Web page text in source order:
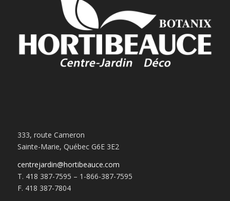
333, route Cameron
Sainte-Marie, Québec G6E 3E2
centrejardin@hortibeauce.com
T. 418 387-7595 – 1-866-387-7595
F. 418 387-7804